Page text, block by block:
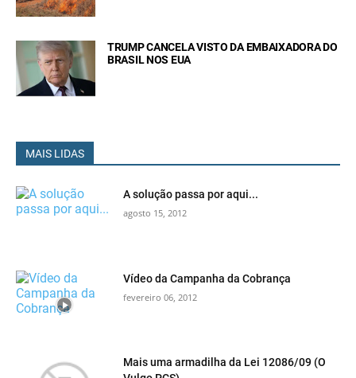
TRUMP CANCELA VISTO DA EMBAIXADORA DO
BRASIL NOS EUA
MAIS LIDAS
A solução passa por aqui...
agosto 15, 2012
Vídeo da Campanha da Cobrança
fevereiro 06, 2012
Mais uma armadilha da Lei 12086/09 (O